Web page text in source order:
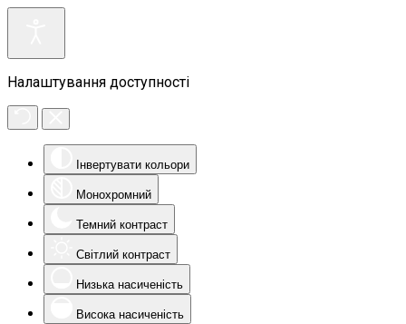
Налаштування доступності
Інвертувати кольори
Монохромний
Темний контраст
Світлий контраст
Низька насиченість
Висока насиченість